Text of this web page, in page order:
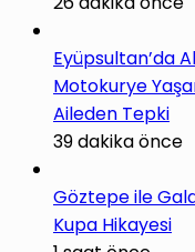
Eyüpsultan’da
Motokurye
Aileden Tepki
39 dakika önce
Göztepe ile
Kupa Hikayesi